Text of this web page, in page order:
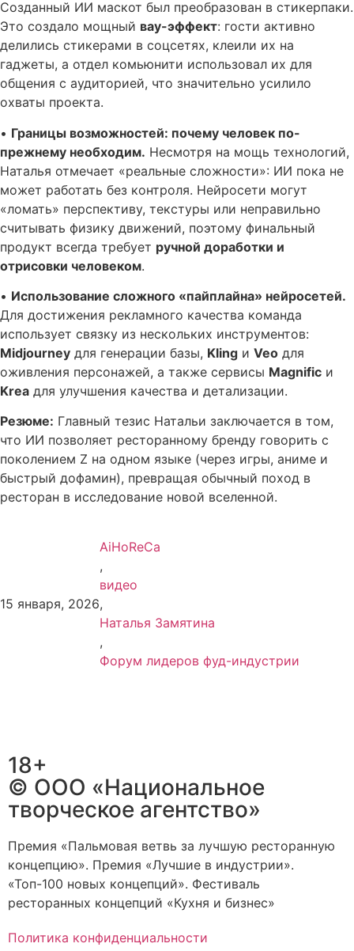
Созданный ИИ маскот был преобразован в стикерпаки.
Это создало мощный вау-эффект: гости активно
делились стикерами в соцсетях, клеили их на
гаджеты, а отдел комьюнити использовал их для
общения с аудиторией, что значительно усилило
охваты проекта.
• Границы возможностей: почему человек по-
прежнему необходим. Несмотря на мощь технологий,
Наталья отмечает «реальные сложности»: ИИ пока не
может работать без контроля. Нейросети могут
«ломать» перспективу, текстуры или неправильно
считывать физику движений, поэтому финальный
продукт всегда требует ручной доработки и
отрисовки человеком.
• Использование сложного «пайплайна» нейросетей.
Для достижения рекламного качества команда
использует связку из нескольких инструментов:
Midjourney для генерации базы, Kling и Veo для
оживления персонажей, а также сервисы Magnific и
Krea для улучшения качества и детализации.
Резюме: Главный тезис Натальи заключается в том,
что ИИ позволяет ресторанному бренду говорить с
поколением Z на одном языке (через игры, аниме и
быстрый дофамин), превращая обычный поход в
ресторан в исследование новой вселенной.
15 января, 2026
AiHoReCa
,
видео
,
Наталья Замятина
,
Форум лидеров фуд-индустрии
18+
© ООО «Национальное
творческое агентство»
Премия «Пальмовая ветвь за лучшую ресторанную
концепцию». Премия «Лучшие в индустрии».
«Топ-100 новых концепций». Фестиваль
ресторанных концепций «Кухня и бизнес»
Политика конфиденциальности